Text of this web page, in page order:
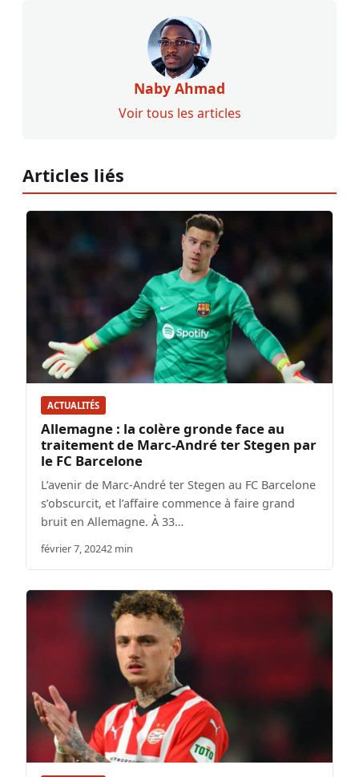
Naby Ahmad
Voir tous les articles
Articles liés
ACTUALITÉS
Allemagne : la colère gronde face au
traitement de Marc-André ter Stegen par
le FC Barcelone
L’avenir de Marc-André ter Stegen au FC Barcelone
s’obscurcit, et l’affaire commence à faire grand
bruit en Allemagne. À 33…
février 7, 20242 min